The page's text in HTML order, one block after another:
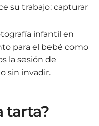
su trabajo: capturar
infantil en
para el bebé como
la sesión de
sin invadir.
tarta?